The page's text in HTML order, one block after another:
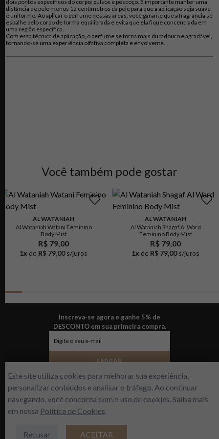
ADICIONAR À SACOLA
baunilha negra. Essa variedade mais rica e escura da baunilha tradicional
proporciona um toque final marcante e duradouro, conferindo à fragrância uma
sensualidade profunda e inesquecível. Scandal Le Parfum é a personificação da
mulher pioneira, com um espírito livre e uma postura magnética que atrai e
conquista sem esforço.
dois pontos específicos do corpo: pulsos e pescoço. É importante manter uma
distância de pelo menos 15 centímetros da pele para que a aplicação seja suave
e uniforme. Ao aplicar o perfume nessas áreas, você garante que a fragrância se
espalhe pelo corpo de forma equilibrada e evita que ela fique concentrada em
uma região específica.
Com essa técnica de aplicação, o perfume se torna mais duradouro e agradável,
tornando-se uma experiência olfativa completa e envolvente.
Você também pode gostar
AL WATANIAH
Al Wataniah Watani Feminino
Body Mist
R$ 79,00
1x de R$ 79,00 s/juros
AL WATANIAH
Al Wataniah Shagaf Al Ward
Feminino Body Mist
R$ 79,00
1x de R$ 79,00 s/juros
Este site utiliza cookies para melhorar sua experiência,
personalizar conteúdos e analisar o tráfego. Ao continuar
navegando, você concorda com o uso de cookies. Saiba mais
em nossa Política de Cookies.
Recusar ACEITAR
Inscreva-se agora e ganhe 5% de
DESCONTO em sua primeira compra.
ENVIAR
Sobre a empresa